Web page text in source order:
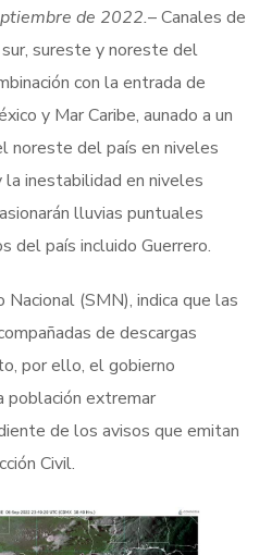
de 2022.– Canales de
sureste y noreste del
con la entrada de
y Mar Caribe, aunado a un
noreste del país en niveles
inestabilidad en niveles
lluvias puntuales
del país incluido Guerrero.
(SMN), indica que las
de descargas
por ello, el gobierno
población extremar
de los avisos que emitan
Civil.